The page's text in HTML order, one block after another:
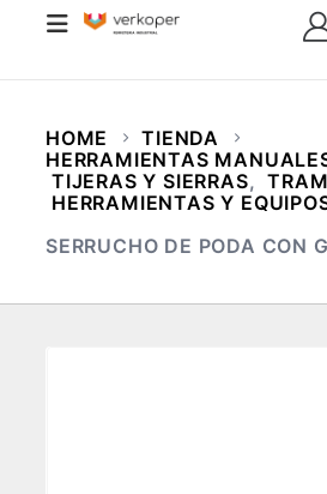
HOME
TIENDA
HERRAMIENTAS
TIJERAS Y SIERRAS,
HERRAMIENTAS Y
SERRUCHO DE PODA CON